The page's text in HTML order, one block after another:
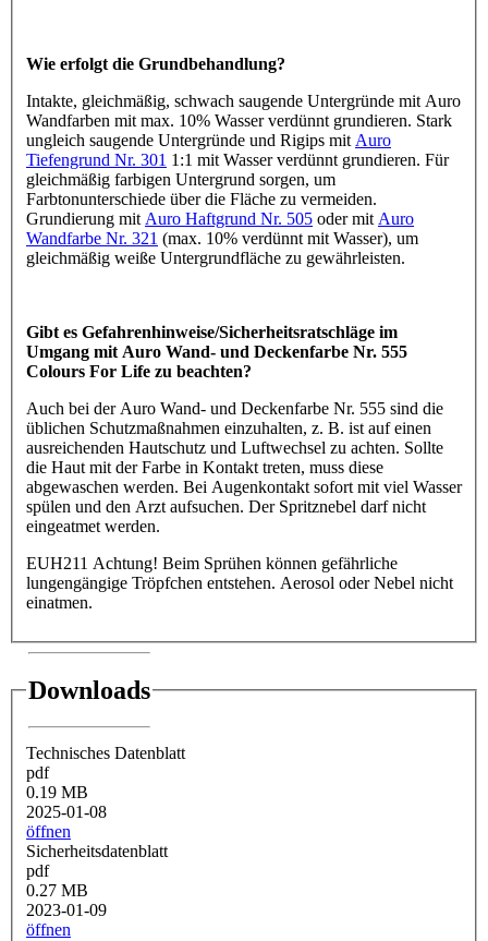
Wie erfolgt die Grundbehandlung?
Intakte, gleichmäßig, schwach saugende Untergründe mit Auro
Wandfarben mit max. 10% Wasser verdünnt grundieren. Stark
ungleich saugende Untergründe und Rigips mit Auro
Tiefengrund Nr. 301 1:1 mit Wasser verdünnt grundieren. Für
gleichmäßig farbigen Untergrund sorgen, um
Farbtonunterschiede über die Fläche zu vermeiden.
Grundierung mit Auro Haftgrund Nr. 505 oder mit Auro
Wandfarbe Nr. 321 (max. 10% verdünnt mit Wasser), um
gleichmäßig weiße Untergrundfläche zu gewährleisten.
Gibt es Gefahrenhinweise/Sicherheitsratschläge im
Umgang mit Auro Wand- und Deckenfarbe Nr. 555
Colours For Life zu beachten?
Auch bei der Auro Wand- und Deckenfarbe Nr. 555 sind die
üblichen Schutzmaßnahmen einzuhalten, z. B. ist auf einen
ausreichenden Hautschutz und Luftwechsel zu achten. Sollte
die Haut mit der Farbe in Kontakt treten, muss diese
abgewaschen werden. Bei Augenkontakt sofort mit viel Wasser
spülen und den Arzt aufsuchen. Der Spritznebel darf nicht
eingeatmet werden.
EUH211 Achtung! Beim Sprühen können gefährliche
lungengängige Tröpfchen entstehen. Aerosol oder Nebel nicht
einatmen.
Downloads
Technisches Datenblatt
pdf
0.19 MB
2025-01-08
öffnen
Sicherheitsdatenblatt
pdf
0.27 MB
2023-01-09
öffnen